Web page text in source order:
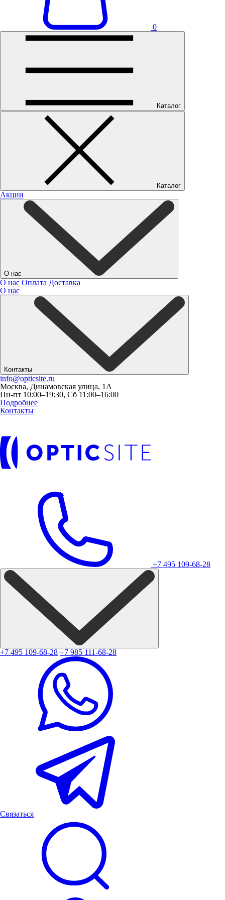
0
Каталог
Каталог
Акции
О нас
О нас Оплата Доставка
О нас
Контакты
info@opticsite.ru
Москва, Динамовская улица, 1А
Пн-пт 10:00–19:30, Сб 11:00–16:00
Подробнее
Контакты
+7 495 109-68-28
+7 495 109-68-28 +7 985 111-68-28
Связаться